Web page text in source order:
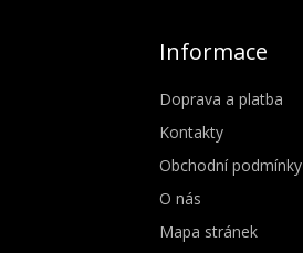
Informace
Doprava a platba
Kontakty
Obchodní podmínky
O nás
Mapa stránek